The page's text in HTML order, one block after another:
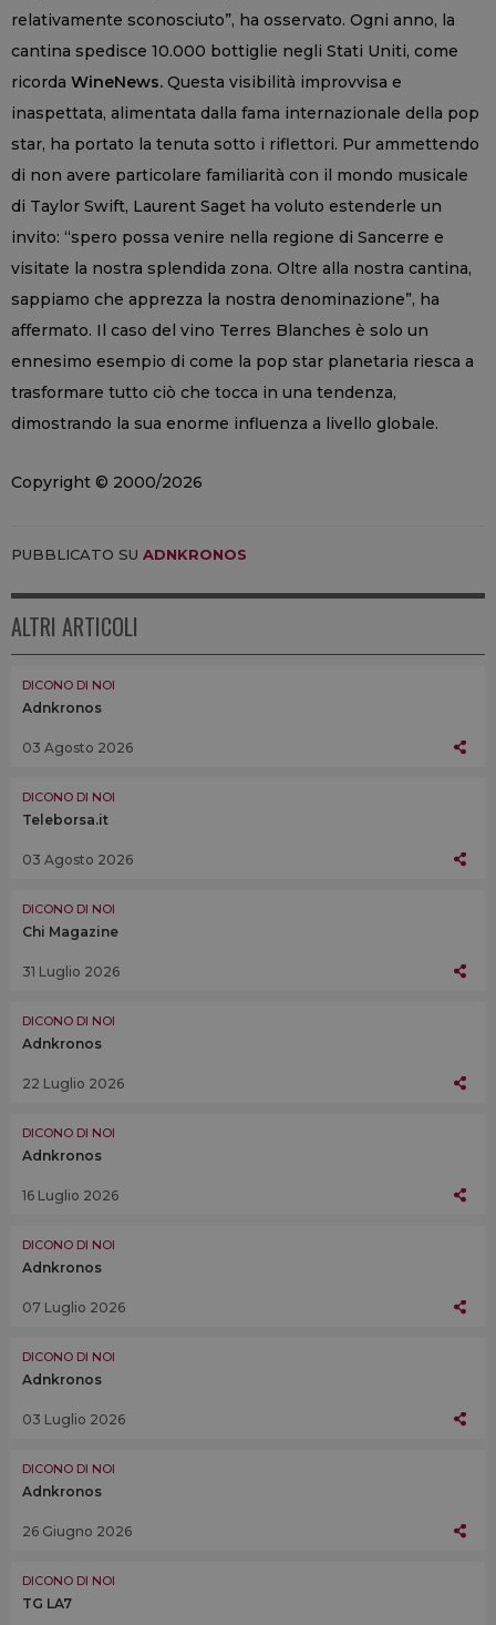
relativamente sconosciuto”, ha osservato. Ogni anno, la
cantina spedisce 10.000 bottiglie negli Stati Uniti, come
ricorda WineNews. Questa visibilità improvvisa e
inaspettata, alimentata dalla fama internazionale della pop
star, ha portato la tenuta sotto i riflettori. Pur ammettendo
di non avere particolare familiarità con il mondo musicale
di Taylor Swift, Laurent Saget ha voluto estenderle un
invito: “spero possa venire nella regione di Sancerre e
visitate la nostra splendida zona. Oltre alla nostra cantina,
sappiamo che apprezza la nostra denominazione”, ha
affermato. Il caso del vino Terres Blanches è solo un
ennesimo esempio di come la pop star planetaria riesca a
trasformare tutto ciò che tocca in una tendenza,
dimostrando la sua enorme influenza a livello globale.
Copyright © 2000/2026
PUBBLICATO SU ADNKRONOS
ALTRI ARTICOLI
DICONO DI NOI
Adnkronos
03 Agosto 2026
DICONO DI NOI
Teleborsa.it
03 Agosto 2026
DICONO DI NOI
Chi Magazine
31 Luglio 2026
DICONO DI NOI
Adnkronos
22 Luglio 2026
DICONO DI NOI
Adnkronos
16 Luglio 2026
DICONO DI NOI
Adnkronos
07 Luglio 2026
DICONO DI NOI
Adnkronos
03 Luglio 2026
DICONO DI NOI
Adnkronos
26 Giugno 2026
DICONO DI NOI
TG LA7